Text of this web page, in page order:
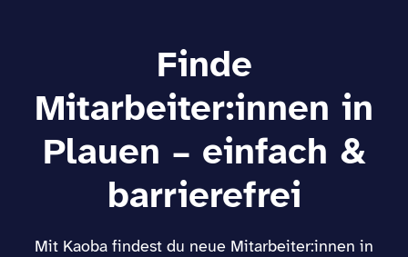
Finde
Mitarbeiter:innen in
Plauen – einfach &
barrierefrei
Mit Kaoba findest du neue Mitarbeiter:innen in